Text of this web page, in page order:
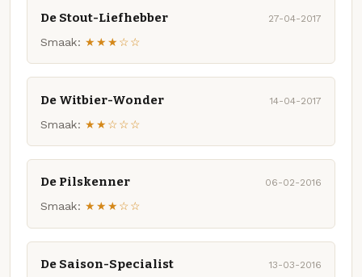
De Stout-Liefhebber 27-04-2017
Smaak: ★★★☆☆
De Witbier-Wonder 14-04-2017
Smaak: ★★☆☆☆
De Pilskenner 06-02-2016
Smaak: ★★★☆☆
De Saison-Specialist 13-03-2016